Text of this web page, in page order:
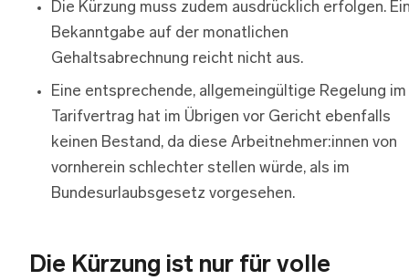
Die Kürzung muss zudem ausdrücklich erfolgen.
Bekanntgabe auf der monatlichen
Gehaltsabrechnung reicht nicht aus.
Eine entsprechende, allgemeingültige Regelung im
Tarifvertrag hat im Übrigen vor Gericht ebenfalls
keinen Bestand, da diese Arbeitnehmer:innen von
vornherein schlechter stellen würde, als im
Bundesurlaubsgesetz vorgesehen.
Die Kürzung ist nur für volle